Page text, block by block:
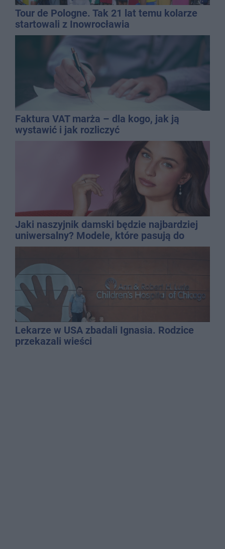
Tour de Pologne. Tak 21 lat temu kolarze
startowali z Inowrocławia
Faktura VAT marża – dla kogo, jak ją
wystawić i jak rozliczyć
Jaki naszyjnik damski będzie najbardziej
uniwersalny? Modele, które pasują do
wielu stylizacji
Lekarze w USA zbadali Ignasia. Rodzice
przekazali wieści